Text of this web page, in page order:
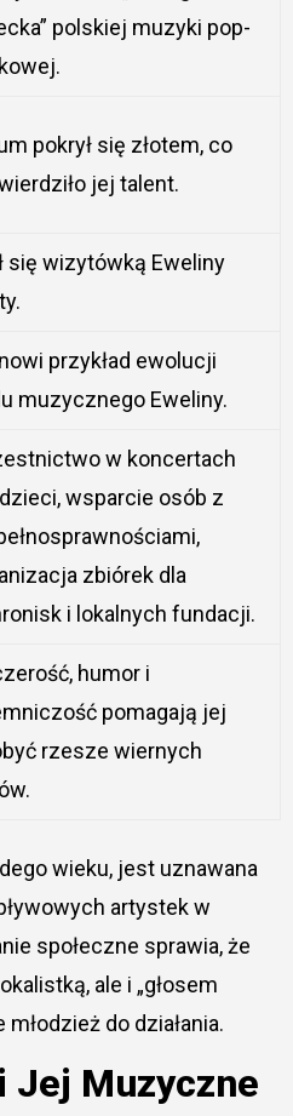
polskiej muzyki pop-
pokrył się złotem, co
jej talent.
się wizytówką Eweliny
przykład ewolucji
muzycznego Eweliny.
w koncertach
wsparcie osób z
zbiórek dla
i lokalnych fundacji.
humor i
pomagają jej
rzesze wiernych
wieku, jest uznawana
artystek w
społeczne sprawia, że
ale i „głosem
do działania.
Jej Muzyczne